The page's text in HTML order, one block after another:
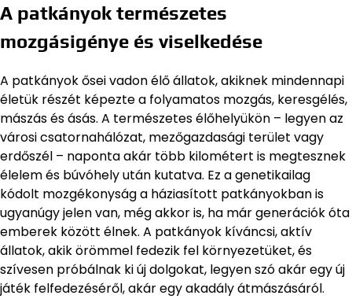
A patkányok természetes
mozgásigénye és viselkedése
A patkányok ősei vadon élő állatok, akiknek mindennapi
életük részét képezte a folyamatos mozgás, keresgélés,
mászás és ásás. A természetes élőhelyükön – legyen az
városi csatornahálózat, mezőgazdasági terület vagy
erdőszél – naponta akár több kilométert is megtesznek
élelem és búvóhely után kutatva. Ez a genetikailag
kódolt mozgékonyság a háziasított patkányokban is
ugyanúgy jelen van, még akkor is, ha már generációk óta
emberek között élnek. A patkányok kíváncsi, aktív
állatok, akik örömmel fedezik fel környezetüket, és
szívesen próbálnak ki új dolgokat, legyen szó akár egy új
játék felfedezéséről, akár egy akadály átmászásáról.